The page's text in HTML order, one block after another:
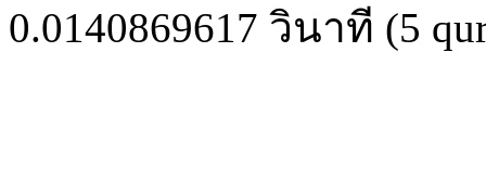
0.0140869617 วินาที (5